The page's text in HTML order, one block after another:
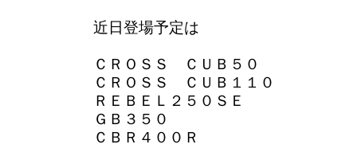
近日登場予定は
ＣＲＯＳＳ ＣＵＢ５０
ＣＲＯＳＳ ＣＵＢ１１０
ＲＥＢＥＬ２５０ＳＥ
ＧＢ３５０
ＣＢＲ４００Ｒ